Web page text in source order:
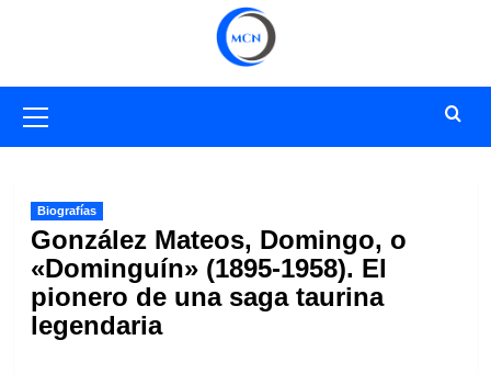
primario
Biografías
González Mateos, Domingo, o
«Dominguín» (1895-1958). El
pionero de una saga taurina
legendaria